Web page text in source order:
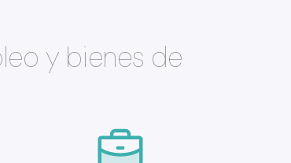
y bienes de